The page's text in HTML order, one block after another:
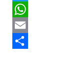
e
b
o
T
w
W
hE